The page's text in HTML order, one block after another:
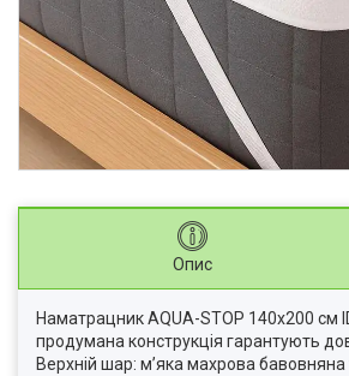
Опис
Наматрацник AQUA-STOP 140х200 см
продумана конструкція гарантують
Верхній шар: м’яка махрова